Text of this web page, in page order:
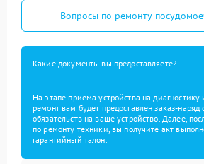
Вопросы по ремонту
Какие документы вы предоставляете?
На этапе приема устройства на
ремонт вам будет предоставлен заказ-
обязательств на ваше устройство. Далее,
по ремонту техники, вы получите акт
гарантийный талон.